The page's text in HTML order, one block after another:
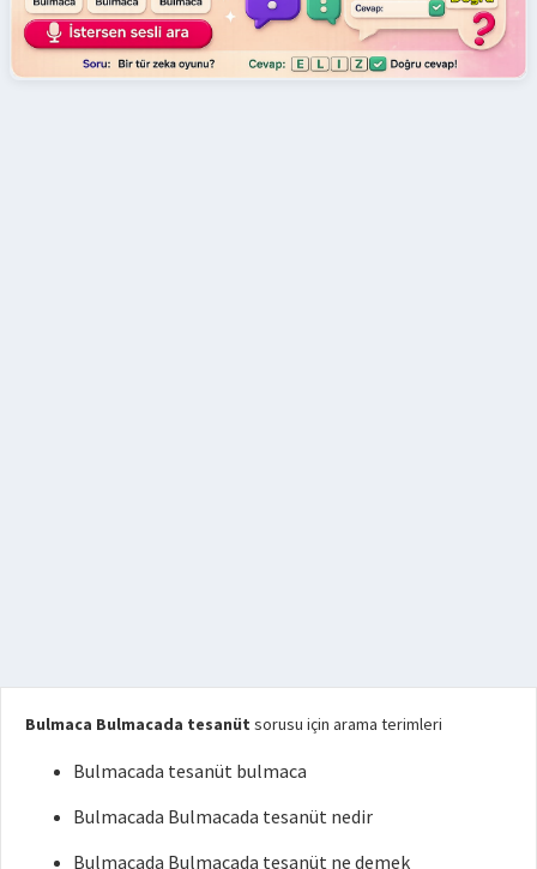
Bulmaca Bulmacada tesanüt sorusu için arama terimleri
Bulmacada tesanüt bulmaca
Bulmacada Bulmacada tesanüt nedir
Bulmacada Bulmacada tesanüt ne demek